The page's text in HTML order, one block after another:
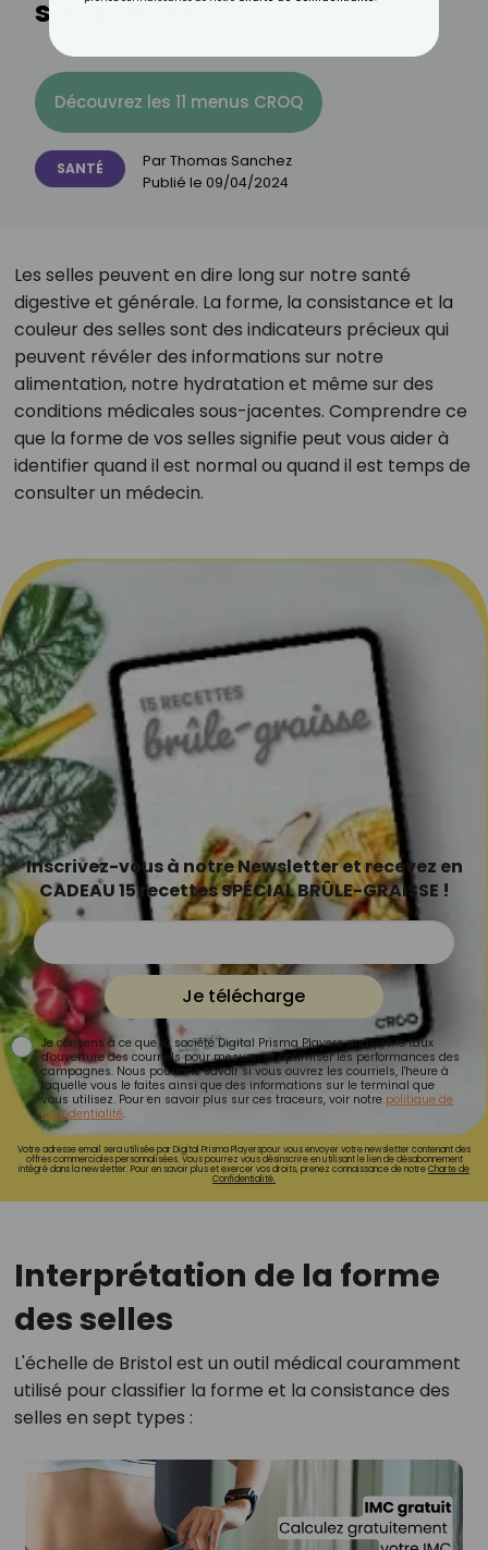
s'inquiéter ?
Découvrez les 11 menus CROQ
SANTÉ ParThomas Sanchez
Publié le 09/04/2024
Les selles peuvent en dire long sur notre santé
digestive et générale. La forme, la consistance et la
couleur des selles sont des indicateurs précieux qui
peuvent révéler des informations sur notre
alimentation, notre hydratation et même sur des
conditions médicales sous-jacentes. Comprendre ce
que la forme de vos selles signifie peut vous aider à
identifier quand il est normal ou quand il est temps de
consulter un médecin.
Inscrivez-vous à notre Newsletter et recevez en
CADEAU 15 recettes SPÉCIAL BRÛLE-GRAISSE !
Je télécharge
Je consens à ce que la société Digital Prisma Players analyse le taux
d'ouverture des courriels pour mesurer et optimiser les performances des
campagnes. Nous pourrons savoir si vous ouvrez les courriels, l'heure à
laquelle vous le faites ainsi que des informations sur le terminal que
vous utilisez. Pour en savoir plus sur ces traceurs, voir notre politique de
confidentialité.
Votre adresse email sera utilisée par Digital Prisma Playerspour vous envoyer votre newsletter contenant des
offres commerciales personnalisées. Vous pourrez vous désinscrire en utilisant le lien de désabonnement
intégré dans la newsletter. Pour en savoir plus et exercer vos droits, prenez connaissance de notreCharte de
Confidentialité.
Interprétation de la forme
des selles
L'échelle de Bristol est un outil médical couramment
utilisé pour classifier la forme et la consistance des
selles en sept types :